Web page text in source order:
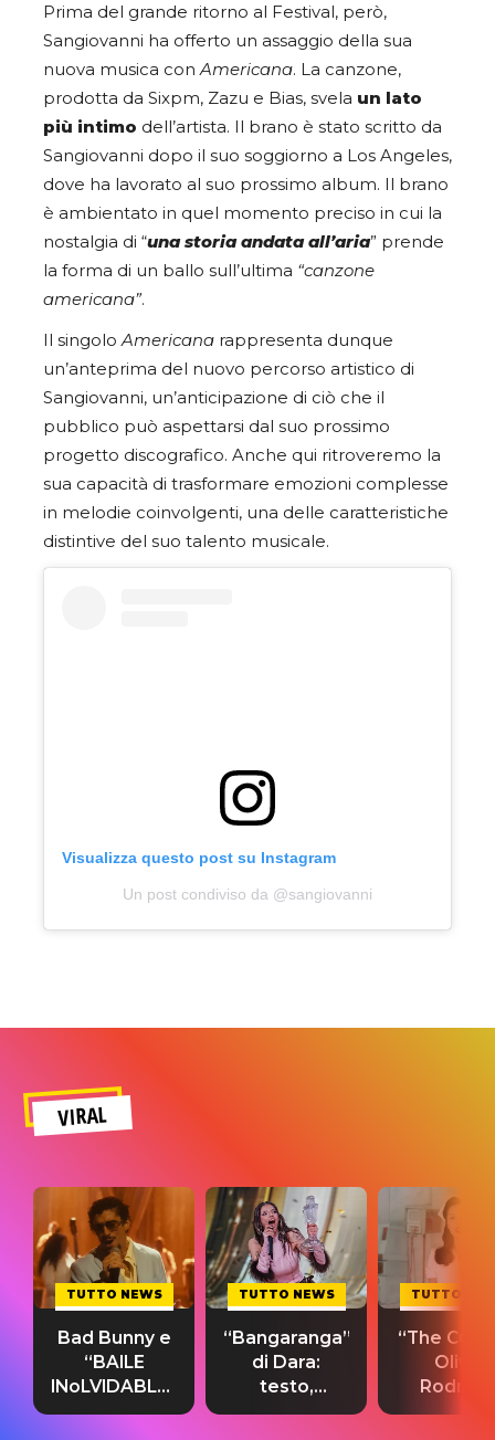
Prima del grande ritorno al Festival, però,
Sangiovanni ha offerto un assaggio della sua
nuova musica con Americana. La canzone,
prodotta da Sixpm, Zazu e Bias, svela un lato
più intimo dell’artista. Il brano è stato scritto da
Sangiovanni dopo il suo soggiorno a Los Angeles,
dove ha lavorato al suo prossimo album. Il brano
è ambientato in quel momento preciso in cui la
nostalgia di “una storia andata all’aria” prende
la forma di un ballo sull’ultima “canzone
americana”.
Il singolo Americana rappresenta dunque
un’anteprima del nuovo percorso artistico di
Sangiovanni, un’anticipazione di ciò che il
pubblico può aspettarsi dal suo prossimo
progetto discografico. Anche qui ritroveremo la
sua capacità di trasformare emozioni complesse
in melodie coinvolgenti, una delle caratteristiche
distintive del suo talento musicale.
Visualizza questo post su Instagram
Un post condiviso da @sangiovanni
VIRAL
TUTTO NEWS
Bad Bunny e
“BAILE
INoLVIDABLE”:
testo,
TUTTO NEWS
“Bangaranga”
di Dara:
testo,
traduzione e
TUTTO
“The
Olivia
testo,